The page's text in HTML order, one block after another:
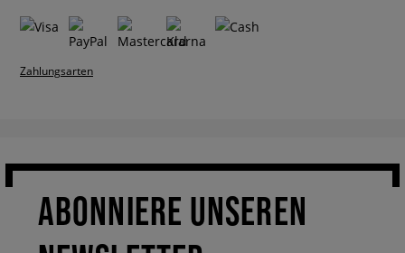
Zahlungsarten
ABONNIERE UNSEREN